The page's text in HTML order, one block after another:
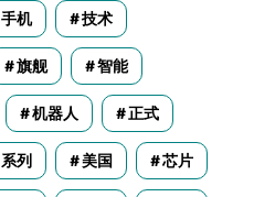
手机 技术
旗舰 智能
机器人 正式
系列 美国 芯片